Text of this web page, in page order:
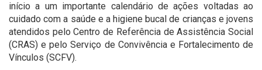
início a um importante calendário de ações voltadas ao
cuidado com a saúde e a higiene bucal de crianças e jovens
atendidos pelo Centro de Referência de Assistência Social
(CRAS) e pelo Serviço de Convivência e Fortalecimento de
Vínculos (SCFV).